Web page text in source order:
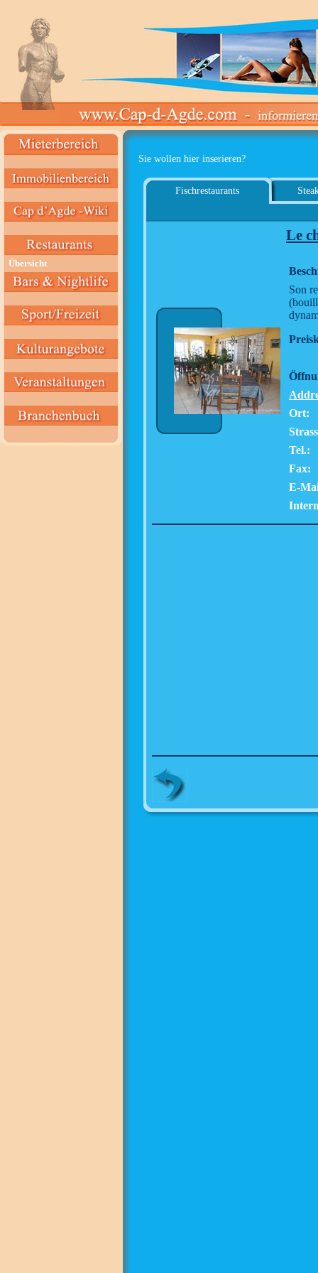
Übersicht
Sie wollen hier inserieren?
Fischrestaurants
Le
Son
Ort:
Tel.:
Fax:
E-